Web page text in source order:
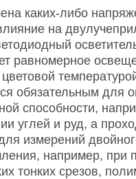
каких-либо
на
равномерное
цветовой
обязательным для
способности,
углей и руд, а
измерений
например, при
тонких срезов,